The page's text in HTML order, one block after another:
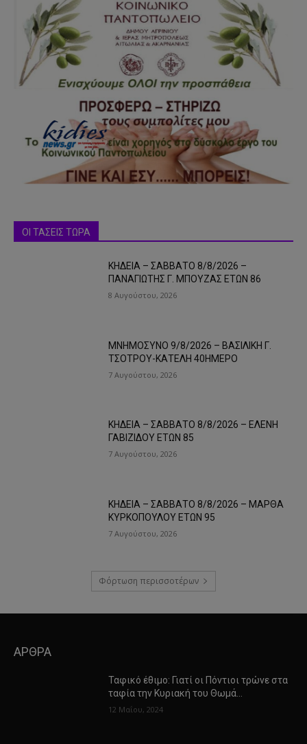
ΟΙ ΤΑΣΕΙΣ ΤΩΡΑ
ΚΗΔΕΙΑ – ΣΑΒΒΑΤΟ 8/8/2026 –
ΠΑΝΑΓΙΩΤΗΣ Γ. ΜΠΟΥΖΑΣ ΕΤΩΝ 86
8 Αυγούστου, 2026
ΜΝΗΜΟΣΥΝΟ 9/8/2026 – ΒΑΣΙΛΙΚΗ Γ.
ΤΣΟΤΡΟΥ-ΚΑΤΕΛΗ 40ΗΜΕΡΟ
7 Αυγούστου, 2026
ΚΗΔΕΙΑ – ΣΑΒΒΑΤΟ 8/8/2026 – ΕΛΕΝΗ
ΓΑΒΙΖΙΔΟΥ ΕΤΩΝ 85
7 Αυγούστου, 2026
ΚΗΔΕΙΑ – ΣΑΒΒΑΤΟ 8/8/2026 – ΜΑΡΘΑ
ΚΥΡΚΟΠΟΥΛΟΥ ΕΤΩΝ 95
7 Αυγούστου, 2026
Φόρτωση περισσοτέρων
ΑΡΘΡΑ
Ταφικό έθιμο: Γιατί οι Πόντιοι τρώνε στα
ταφία την Κυριακή του Θωμά…
12 Μαΐου, 2024